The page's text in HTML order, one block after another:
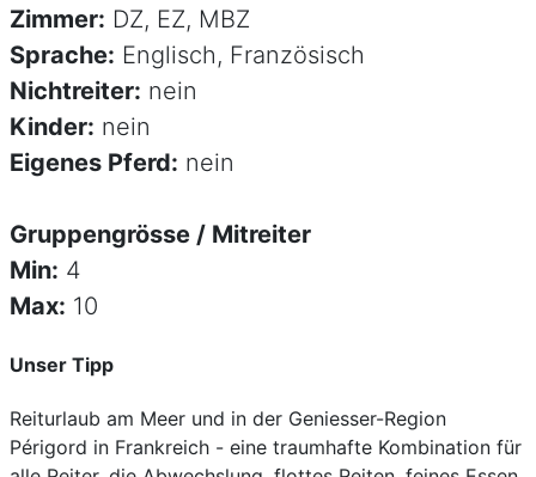
Zimmer: DZ, EZ, MBZ
Sprache: Englisch, Französisch
Nichtreiter: nein
Kinder: nein
Eigenes Pferd: nein
Gruppengrösse / Mitreiter
Min: 4
Max: 10
Unser Tipp
Reiturlaub am Meer und in der Geniesser-Region
Périgord in Frankreich - eine traumhafte Kombination für